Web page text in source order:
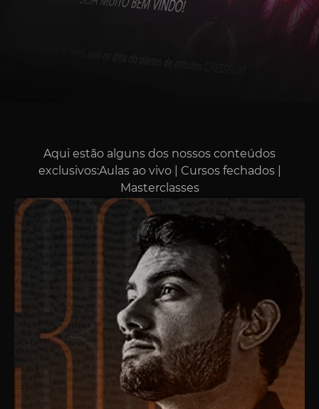
Aqui estão alguns dos nossos conteúdos
exclusivos:Aulas ao vivo | Cursos fechados |
Masterclasses